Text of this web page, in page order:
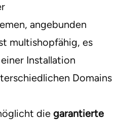
angebunden
multishopfähig, es
Installation
Domains
die garantierte